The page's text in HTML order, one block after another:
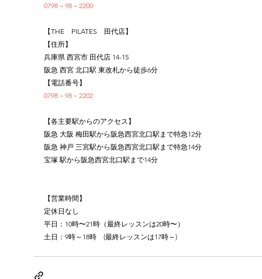
0798－98－2200
【THE　PILATES　田代店】
【住所】
兵庫県 西宮市 田代店 14-15
阪急 西宮 北口駅 東改札から徒歩6分
【電話番号】
0798－98－2202
【各主要駅からのアクセス】
阪急 大阪 梅田駅から阪急西宮北口駅まで特急12分
阪急 神戸 三宮駅から阪急西宮北口駅まで特急14分
宝塚 駅から阪急西宮北口駅まで14分
【営業時間】
定休日なし
平日：10時〜21時（最終レッスンは20時〜）
土日：9時～18時　(最終レッスンは17時～)